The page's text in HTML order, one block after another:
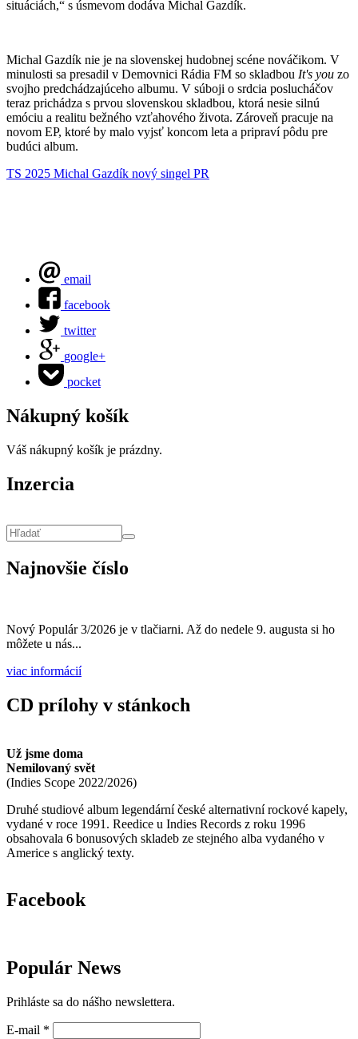
situáciách,“ s úsmevom dodáva Michal Gazdík.
Michal Gazdík nie je na slovenskej hudobnej scéne nováčikom. V
minulosti sa presadil v Demovnici Rádia FM so skladbou It's you zo
svojho predchádzajúceho albumu. V súboji o srdcia poslucháčov
teraz prichádza s prvou slovenskou skladbou, ktorá nesie silnú
emóciu a realitu bežného vzťahového života. Zároveň pracuje na
novom EP, ktoré by malo vyjsť koncom leta a pripraví pôdu pre
budúci album.
TS 2025 Michal Gazdík nový singel PR
email
facebook
twitter
google+
pocket
Nákupný košík
Váš nákupný košík je prázdny.
Inzercia
Najnovšie číslo
Nový Populár 3/2026 je v tlačiarni. Až do nedele 9. augusta si ho
môžete u nás...
viac informácií
CD prílohy v stánkoch
Už jsme doma
Nemilovaný svět
(Indies Scope 2022/2026)
Druhé studiové album legendární české alternativní rockové kapely,
vydané v roce 1991. Reedice u Indies Records z roku 1996
obsahovala 6 bonusových skladeb ze stejného alba vydaného v
Americe s anglický texty.
Facebook
Populár News
Prihláste sa do nášho newslettera.
E-mail *